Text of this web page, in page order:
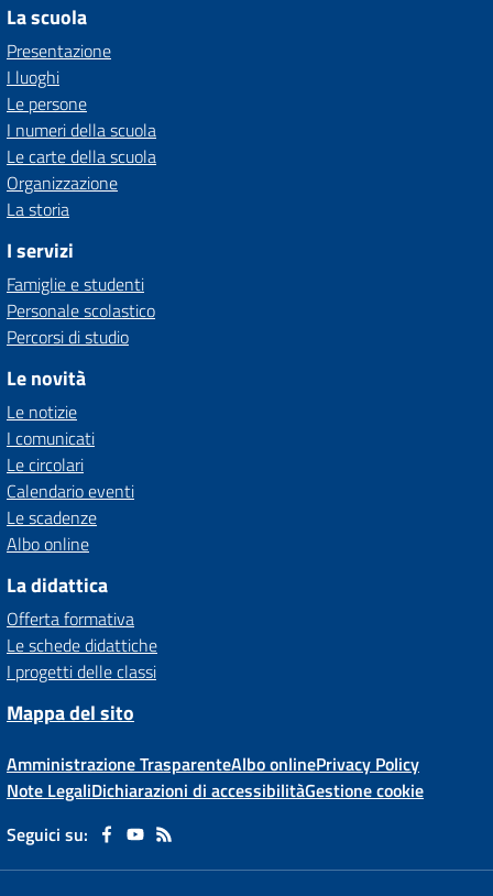
La scuola
Presentazione
I luoghi
Le persone
I numeri della scuola
Le carte della scuola
Organizzazione
La storia
I servizi
Famiglie e studenti
Personale scolastico
Percorsi di studio
Le novità
Le notizie
I comunicati
Le circolari
Calendario eventi
Le scadenze
Albo online
La didattica
Offerta formativa
Le schede didattiche
I progetti delle classi
Mappa del sito
Amministrazione TrasparenteAlbo onlinePrivacy Policy
Note LegaliDichiarazioni di accessibilitàGestione cookie
Seguici su: